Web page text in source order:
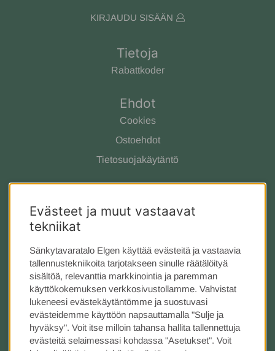
KIRJAUDU SISÄÄN
Tietoja
Rabattkoder
Ehdot
Cookies
Ostoehdot
Tietosuojakäytäntö
Meistä
Tarjous
Kauppa Tukholmassa
Seuraa meitä
Instagram
Evästeet ja muut vastaavat
tekniikat
Sänkytavaratalo Elgen käyttää evästeitä ja vastaavia
tallennustekniikoita tarjotakseen sinulle räätälöityä
sisältöä, relevanttia markkinointia ja paremman
käyttökokemuksen verkkosivustollamme. Vahvistat
lukeneesi evästekäytäntömme ja suostuvasi
evästeidemme käyttöön napsauttamalla "Sulje ja
hyväksy". Voit itse milloin tahansa hallita tallennettuja
evästeitä selaimessasi kohdassa "Asetukset". Voit